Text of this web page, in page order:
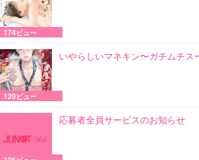
174ビュー
いやらしいマネキン〜ガチムチス
120ビュー
応募者全員サービスのお知らせ